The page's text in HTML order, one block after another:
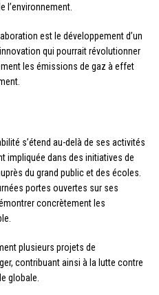
l’environnement.
est le développement d’un
qui pourrait révolutionner
les émissions de gaz à effet
s’étend au-delà de ses activités
impliquée dans des initiatives de
du grand public et des écoles.
portes ouvertes sur ses
concrètement les
plusieurs projets de
contribuant ainsi à la lutte contre
globale.